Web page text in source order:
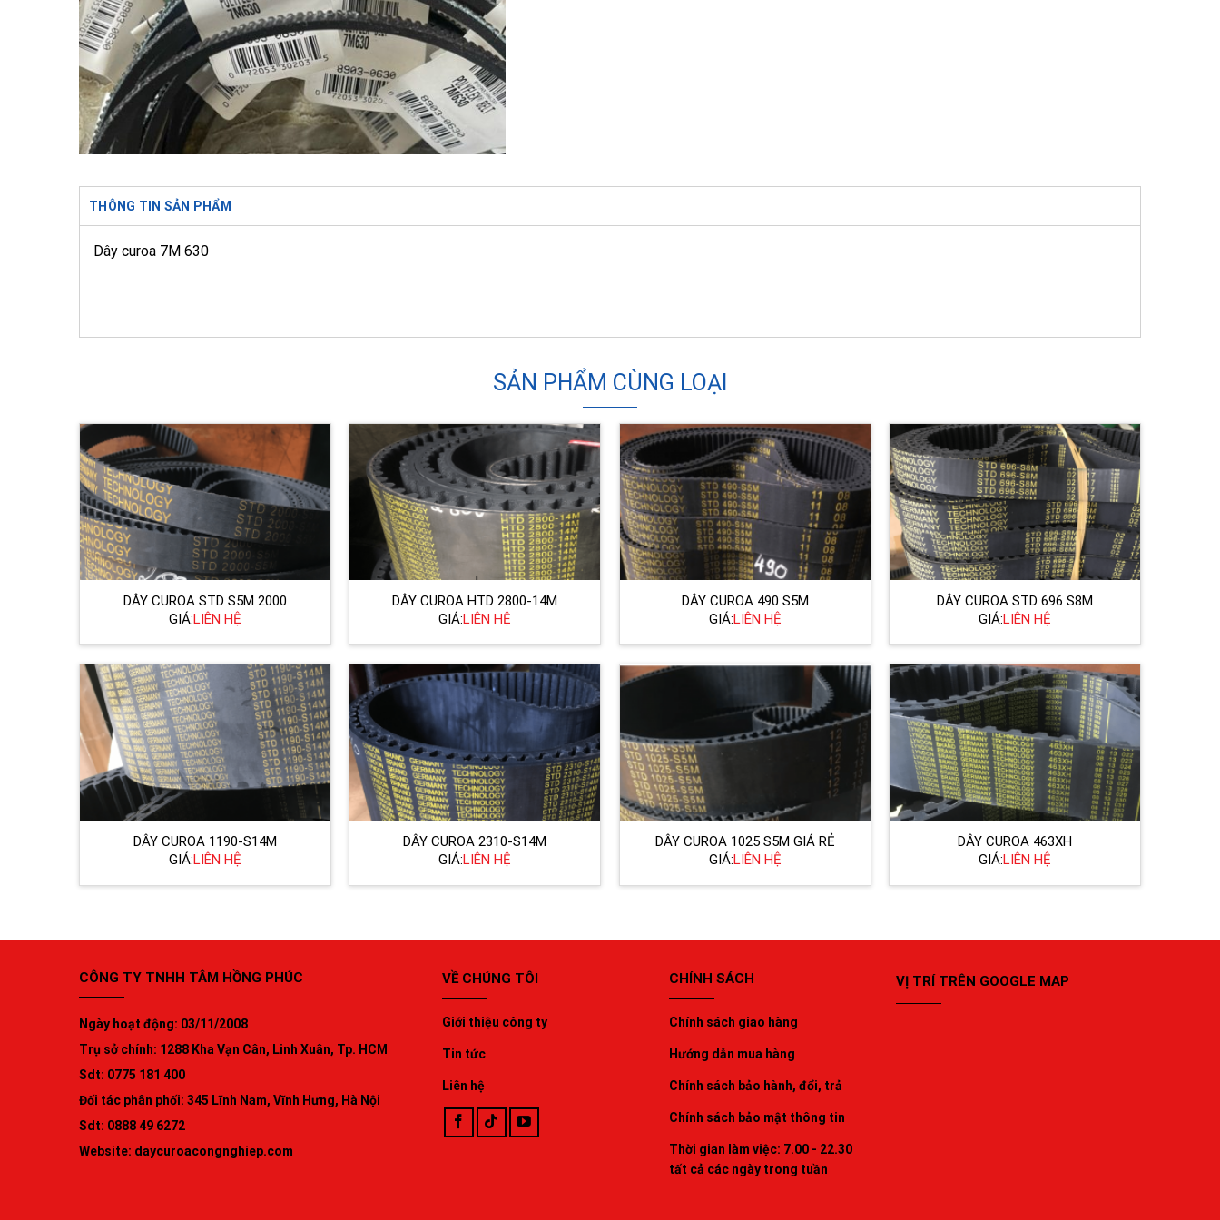
THÔNG TIN SẢN PHẨM
Dây curoa 7M 630
SẢN PHẨM CÙNG LOẠI
DÂY CUROA STD S5M 2000
GIÁ:LIÊN HỆ
DÂY CUROA HTD 2800-14M
GIÁ:LIÊN HỆ
DÂY CUROA 490 S5M
GIÁ:LIÊN HỆ
DÂY CUROA STD 696 S8M
GIÁ:LIÊN HỆ
DÂY CUROA 1190-S14M
GIÁ:LIÊN HỆ
DÂY CUROA 2310-S14M
GIÁ:LIÊN HỆ
DÂY CUROA 1025 S5M GIÁ RẺ
GIÁ:LIÊN HỆ
DÂY CUROA 463XH
GIÁ:LIÊN HỆ
CÔNG TY TNHH TÂM HỒNG PHÚC
Ngày hoạt động: 03/11/2008
Trụ sở chính: 1288 Kha Vạn Cân, Linh Xuân, Tp. HCM
Sdt: 0775 181 400
Đối tác phân phối: 345 Lĩnh Nam, Vĩnh Hưng, Hà Nội
Sdt: 0888 49 6272
Website: daycuroacongnghiep.com
VỀ CHÚNG TÔI
Giới thiệu công ty
Tin tức
Liên hệ
CHÍNH SÁCH
Chính sách giao hàng
Hướng dẫn mua hàng
Chính sách bảo hành, đổi, trả
Chính sách bảo mật thông tin
Thời gian làm việc: 7.00 - 22.30
tất cả các ngày trong tuần
VỊ TRÍ TRÊN GOOGLE MAP